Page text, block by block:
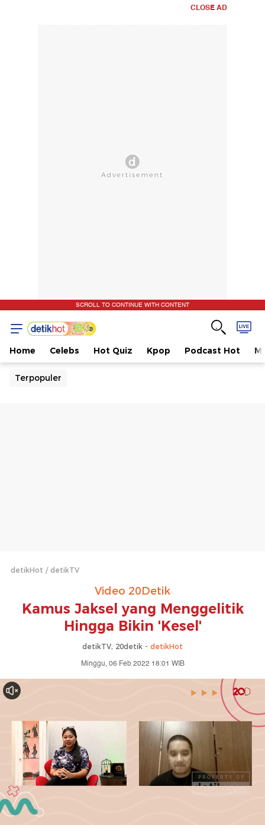
CLOSE AD
SCROLL TO CONTINUE WITH CONTENT
Home Celebs Hot Quiz Kpop Podcast Hot
Terpopuler
detikHot detikTV
Video 20Detik
Kamus Jaksel yang Menggelitik
Hingga Bikin 'Kesel'
detikTV, 20detik - detikHot
Minggu, 06 Feb 2022 18:01 WIB